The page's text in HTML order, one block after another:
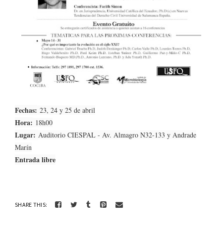
Fechas: 23, 24 y 25 de abril
Hora: 18h00
Lugar: Auditorio CIESPAL - Av. Almagro N32-133 y Andrade
Marín
Entrada libre
SHARE THIS: